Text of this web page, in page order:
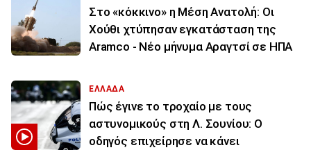
Στο «κόκκινο» η Μέση Ανατολή: Οι
Χούθι χτύπησαν εγκατάσταση της
Aramco - Νέο μήνυμα Αραγτσί σε ΗΠΑ
ΕΛΛΑΔΑ
Πώς έγινε το τροχαίο με τους
αστυνομικούς στη Λ. Σουνίου: Ο
οδηγός επιχείρησε να κάνει